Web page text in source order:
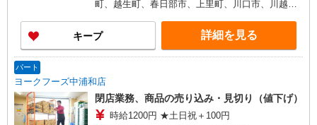
帯による） ★土・日・祝日手当／時給100円〜250
円UP ★鮮魚・惣菜・寿司手当／時給100円
UP（店舗による） ＜アルバイト＞ 時給1063円〜
1330円（店舗による） ★時間帯手当（9:00迄・
★土・日・祝日手当／時給100円〜150円UP（店舗
による）
町、越生町、春日部市、上里町、川口市、川越
鴻巣市、越谷市、さいたま市、坂戸市、幸手市、
狭山市、志木市、白岡市、草加市、秩父市、鶴ヶ
島市、所沢市、戸田市、滑川町、新座市、羽生
市、ふじみ野市、本庄市、三郷市、皆野町、三芳
町、毛呂山町、八潮市、寄居町、嵐山町、蕨市 ＜
群馬県＞ 館林市、安中市、太田市、桐生市、高崎
市、富岡市、中之条町、藤岡市、前橋市 ＜栃木県
キープ 詳細を見る
パート
ヨークフーズ中浦和店
閉店業務、商品の売り込み・見切り（値下げ）
時給1200円 ★土日祝＋100円